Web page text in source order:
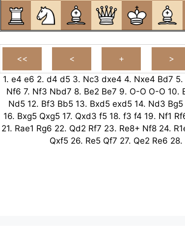
1. e4 e6 2. d4 d5 3. Nc3 dxe4 4. Nxe4 Bd7 5.
Nf6 7. Nf3 Nbd7 8. Be2 Be7 9. O-O O-O 10.
Nd5 12. Bf3 Bb5 13. Bxd5 exd5 14. Nd3 Bg5
16. Bxg5 Qxg5 17. Qxd3 f5 18. f3 f4 19. Nf1
21. Rae1 Rg6 22. Qd2 Rf7 23. Re8+ Nf8 24.
Qxf5 26. Re5 Qf7 27. Qe2 Re6 28.